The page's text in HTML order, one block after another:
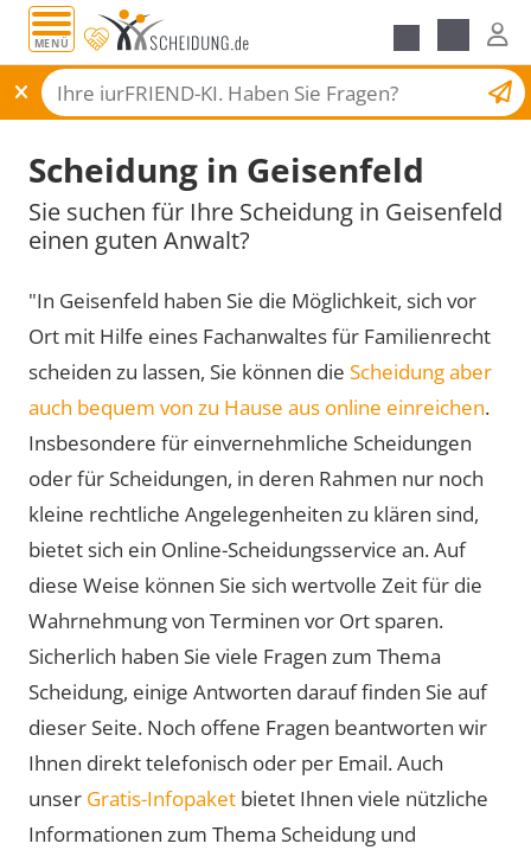
MENÜ
Scheidungsantrag
Scheidung in Geisenfeld
Sie suchen für Ihre Scheidung in Geisenfeld
einen guten Anwalt?
"In Geisenfeld haben Sie die Möglichkeit, sich vor
Ort mit Hilfe eines Fachanwaltes für Familienrecht
scheiden zu lassen, Sie können die Scheidung aber
auch bequem von zu Hause aus online einreichen.
Insbesondere für einvernehmliche Scheidungen
oder für Scheidungen, in deren Rahmen nur noch
kleine rechtliche Angelegenheiten zu klären sind,
bietet sich ein Online-Scheidungsservice an. Auf
diese Weise können Sie sich wertvolle Zeit für die
Wahrnehmung von Terminen vor Ort sparen.
Sicherlich haben Sie viele Fragen zum Thema
Scheidung, einige Antworten darauf finden Sie auf
dieser Seite. Noch offene Fragen beantworten wir
Ihnen direkt telefonisch oder per Email. Auch
unser Gratis-Infopaket bietet Ihnen viele nützliche
Informationen zum Thema Scheidung und